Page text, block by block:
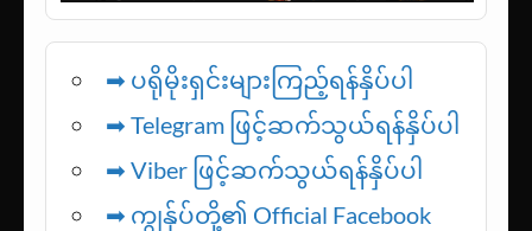
➡ ပရိုမိုးရှင်းများကြည့်ရန်နှိပ်ပါ
➡ Telegram ဖြင့်ဆက်သွယ်ရန်နှိပ်ပါ
➡ Viber ဖြင့်ဆက်သွယ်ရန်နှိပ်ပါ
➡ ကျွန်ုပ်တို့၏ Official Facebook